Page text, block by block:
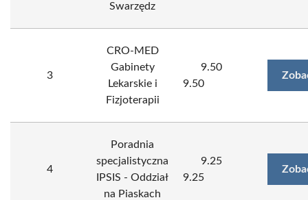
Swarzędz
3
CRO-MED
Gabinety
Lekarskie i
Fizjoterapii
9.50
9.50
4
Poradnia
specjalistyczna
IPSIS - Oddział
na Piaskach
9.25
9.25